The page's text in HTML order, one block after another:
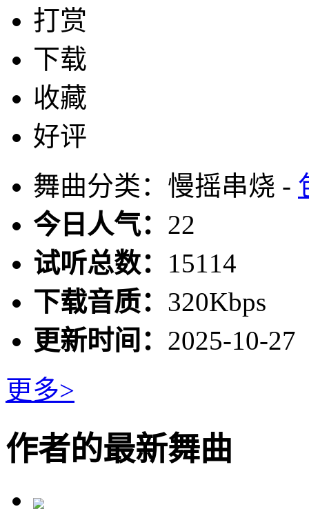
打赏
下载
收藏
好评
舞曲分类：慢摇串烧 -
今日人气： 22
试听总数： 15114
下载音质： 320Kbps
更新时间： 2025-10-27
更多>
作者的最新舞曲